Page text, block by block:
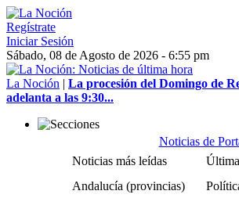
Regístrate
Iniciar Sesión
Sábado, 08 de Agosto de 2026 - 6:55 pm
La Noción | La procesión del Domingo de
adelanta a las 9:30...
Noticias de
Noticias más leídas
Andalucía (provincias)